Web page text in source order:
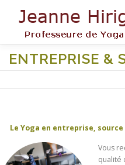
LE STUDIO COURS &
AUTRES OFFRES
ENTREPRISE &
Le Yoga en entreprise,
Vous
qualité